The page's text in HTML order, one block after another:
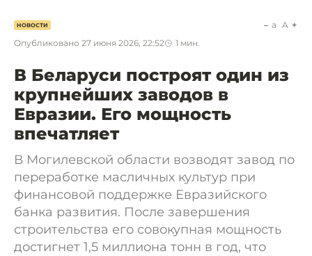
НОВОСТИ
Опубликовано 27 июня 2026, 22:52 1 мин.
a A
В Беларуси построят один из
крупнейших заводов в
Евразии. Его мощность
впечатляет
В Могилевской области возводят завод по
переработке масличных культур при
финансовой поддержке Евразийского
банка развития. После завершения
строительства его совокупная мощность
достигнет 1,5 миллиона тонн в год, что